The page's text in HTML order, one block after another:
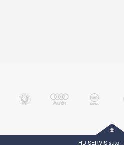
HD SERVIS s.r.o. |